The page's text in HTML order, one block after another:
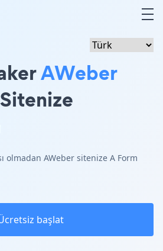
AWeber
olmadan AWeber sitenize A Form
başlat